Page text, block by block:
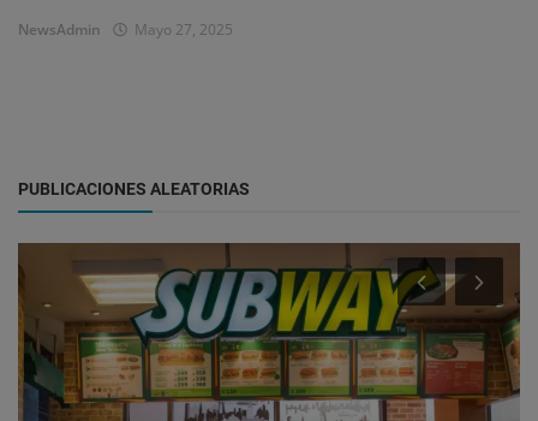
NewsAdmin Mayo 27, 2025
PUBLICACIONES ALEATORIAS